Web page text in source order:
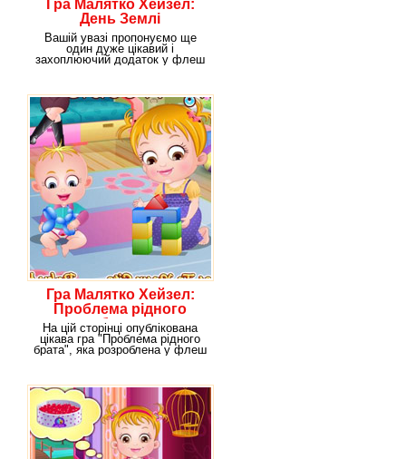
Гра Малятко Хейзел:
День Землі
Вашій увазі пропонуємо ще
один дуже цікавий і
захоплюючий додаток у флеш
Гра Малятко Хейзел:
Проблема рідного
брата
На цій сторінці опублікована
цікава гра "Проблема рідного
брата", яка розроблена у флеш